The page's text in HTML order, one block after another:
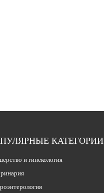
КАТЕГОРИИ
и гинекология